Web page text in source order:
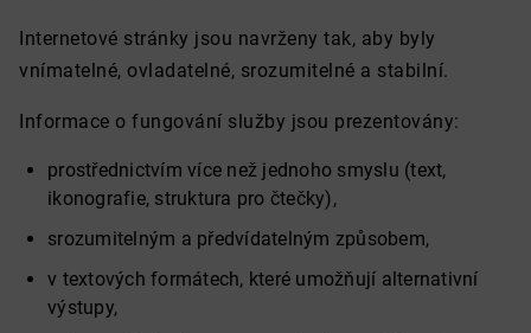
Internetové stránky jsou navrženy tak, aby byly
vnímatelné, ovladatelné, srozumitelné a stabilní.
Informace o fungování služby jsou prezentovány:
prostřednictvím více než jednoho smyslu (text,
ikonografie, struktura pro čtečky),
srozumitelným a předvídatelným způsobem,
v textových formátech, které umožňují alternativní
výstupy,